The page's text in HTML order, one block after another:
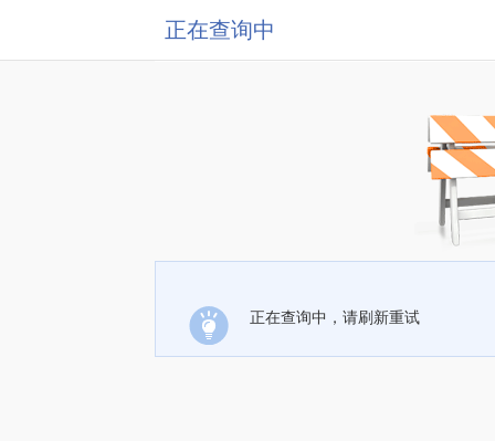
正在查询中
正在查询中，请刷新重试